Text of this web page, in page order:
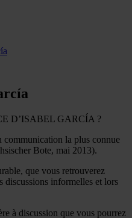
D’ISABEL GARCÍA ?
communication la plus connue
Bote, mai 2013).
que vous retrouverez
discussions informelles et lors
à discussion que vous pourrez